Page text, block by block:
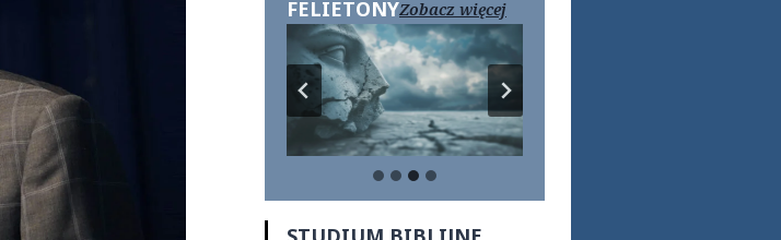
FELIETONYZobacz więcej